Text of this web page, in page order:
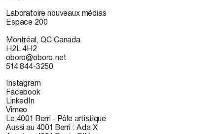
Laboratoire nouveaux médias
Espace 200
Montréal, QC Canada
H2L 4H2
oboro@oboro.net
514 844-3250
Instagram
Facebook
LinkedIn
Vimeo
Le 4001 Berri - Pôle artistique
Aussi au 4001 Berri : Ada X